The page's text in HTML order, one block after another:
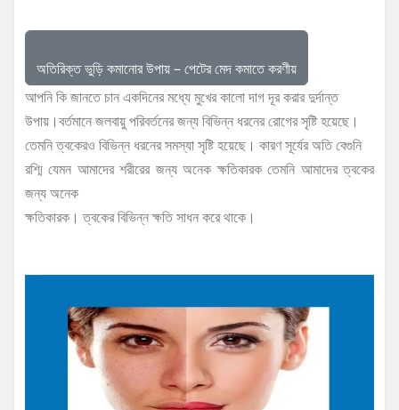
অতিরিক্ত ভুড়ি কমানোর উপায় – পেটের মেদ কমাতে করণীয়
আপনি কি জানতে চান একদিনের মধ্যে মুখের কালো দাগ দূর করার দুর্দান্ত
উপায়।বর্তমানে জলবায়ু পরিবর্তনের জন্য বিভিন্ন ধরনের রোগের সৃষ্টি হয়েছে।
তেমনি ত্বকেরও বিভিন্ন ধরনের সমস্যা সৃষ্টি হয়েছে। কারণ সূর্যের অতি বেগুনি
রশ্মি যেমন আমাদের শরীরের জন্য অনেক ক্ষতিকারক তেমনি আমাদের ত্বকের
জন্য অনেক
ক্ষতিকারক। ত্বকের বিভিন্ন ক্ষতি সাধন করে থাকে।